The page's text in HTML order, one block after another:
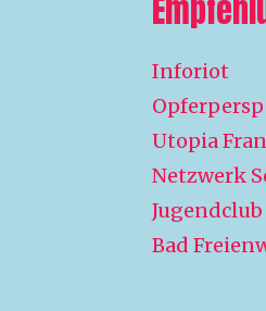
Inforiot
Utopia
Netzwerk
Bad